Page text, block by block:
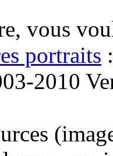
vous
portraits
2010